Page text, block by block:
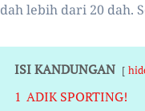
dah lebih dari 20 dah.
ISI KANDUNGAN
1 ADIK SPORTING!